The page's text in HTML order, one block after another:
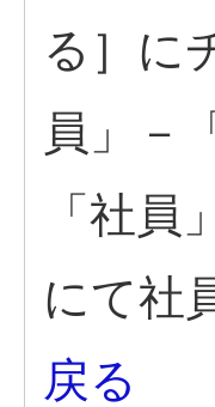
る］に
員」－
「社
にて社
戻る